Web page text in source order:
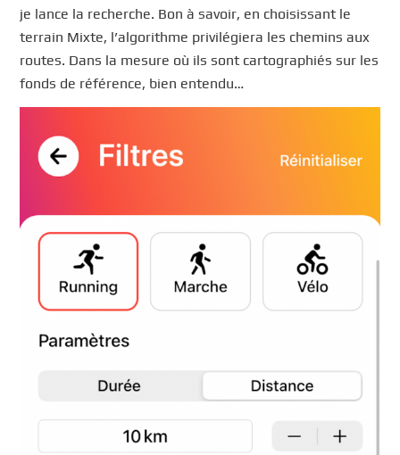
je lance la recherche. Bon à savoir, en choisissant le
terrain Mixte, l’algorithme privilégiera les chemins aux
routes. Dans la mesure où ils sont cartographiés sur les
fonds de référence, bien entendu…